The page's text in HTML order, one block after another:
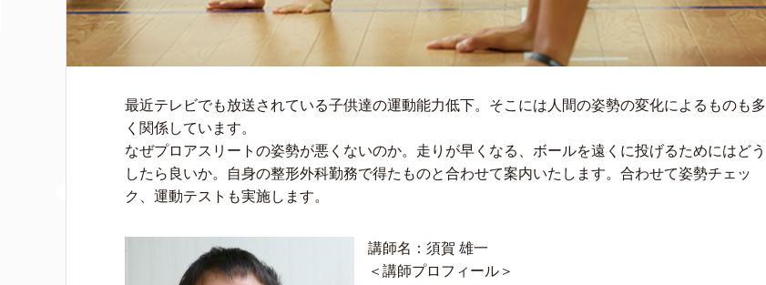
最近テレビでも放送されている子供達の運動能力低下。そこには人間の姿勢の変化によるものも多
く関係しています。
なぜプロアスリートの姿勢が悪くないのか。走りが早くなる、ボールを遠くに投げるためにはどう
したら良いか。自身の整形外科勤務で得たものと合わせて案内いたします。合わせて姿勢チェッ
ク、運動テストも実施します。
講師名：須賀 雄一
＜講師プロフィール＞